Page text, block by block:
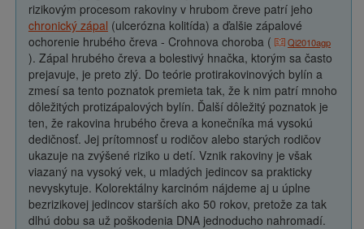
rizikovým procesom rakoviny v hrubom čreve patrí jeho
chronický zápal (ulcerózna kolitída) a ďalšie zápalové
ochorenie hrubého čreva - Crohnova choroba (
Qi2010agp
). Zápal hrubého čreva a bolestivý hnačka, ktorým sa často
prejavuje, je preto zlý. Do teórie protirakovinových bylín a
zmesí sa tento poznatok premieta tak, že k nim patrí mnoho
dôležitých protizápalových bylín. Ďalší dôležitý poznatok je
ten, že rakovina hrubého čreva a konečníka má vysokú
dedičnosť. Jej prítomnosť u rodičov alebo starých rodičov
ukazuje na zvýšené riziko u detí. Vznik rakoviny je však
viazaný na vysoký vek, u mladých jedincov sa prakticky
nevyskytuje. Kolorektálny karcinóm nájdeme aj u úplne
bezrizikovej jedincov starších ako 50 rokov, pretože za tak
dlhú dobu sa už poškodenia DNA jednoducho nahromadí.